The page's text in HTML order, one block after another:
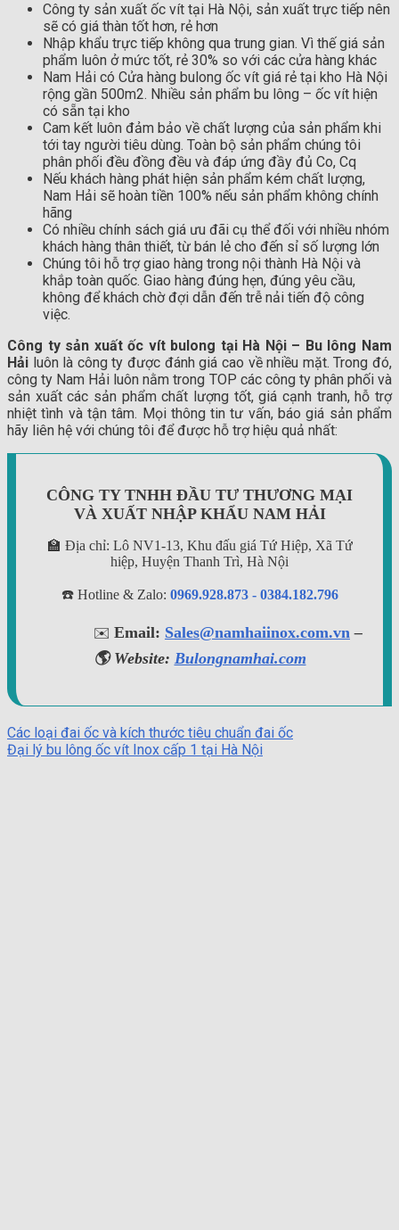
Công ty sản xuất ốc vít tại Hà Nội, sản xuất trực tiếp nên
sẽ có giá thàn tốt hơn, rẻ hơn
Nhập khẩu trực tiếp không qua trung gian. Vì thế giá sản
phẩm luôn ở mức tốt, rẻ 30% so với các cửa hàng khác
Nam Hải có Cửa hàng bulong ốc vít giá rẻ tại kho Hà Nội
rộng gần 500m2. Nhiều sản phẩm bu lông – ốc vít hiện
có sẵn tại kho
Cam kết luôn đảm bảo về chất lượng của sản phẩm khi
tới tay người tiêu dùng. Toàn bộ sản phẩm chúng tôi
phân phối đều đồng đều và đáp ứng đầy đủ Co, Cq
Nếu khách hàng phát hiện sản phẩm kém chất lượng,
Nam Hải sẽ hoàn tiền 100% nếu sản phẩm không chính
hãng
Có nhiều chính sách giá ưu đãi cụ thể đối với nhiều nhóm
khách hàng thân thiết, từ bán lẻ cho đến sỉ số lượng lớn
Chúng tôi hỗ trợ giao hàng trong nội thành Hà Nội và
khắp toàn quốc. Giao hàng đúng hẹn, đúng yêu cầu,
không để khách chờ đợi dẫn đến trễ nải tiến độ công
việc.
Công ty sản xuất ốc vít bulong tại Hà Nội – Bu lông Nam
Hải luôn là công ty được đánh giá cao về nhiều mặt. Trong đó,
công ty Nam Hải luôn nằm trong TOP các công ty phân phối và
sản xuất các sản phẩm chất lượng tốt, giá cạnh tranh, hỗ trợ
nhiệt tình và tận tâm. Mọi thông tin tư vấn, báo giá sản phẩm
hãy liên hệ với chúng tôi để được hỗ trợ hiệu quả nhất:
CÔNG TY TNHH ĐẦU TƯ THƯƠNG MẠI
VÀ XUẤT NHẬP KHẨU NAM HẢI
🏫 Địa chỉ: Lô NV1-13, Khu đấu giá Tứ Hiệp, Xã Tứ
hiệp, Huyện Thanh Trì, Hà Nội
☎️ Hotline & Zalo: 0969.928.873 - 0384.182.796
✉️ Email: Sales@namhaiinox.com.vn –
🌎 Website: Bulongnamhai.com
Các loại đai ốc và kích thước tiêu chuẩn đai ốc
Đại lý bu lông ốc vít Inox cấp 1 tại Hà Nội